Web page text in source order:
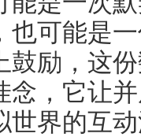
也可能是
鼓励，这
念，它让
世界的互